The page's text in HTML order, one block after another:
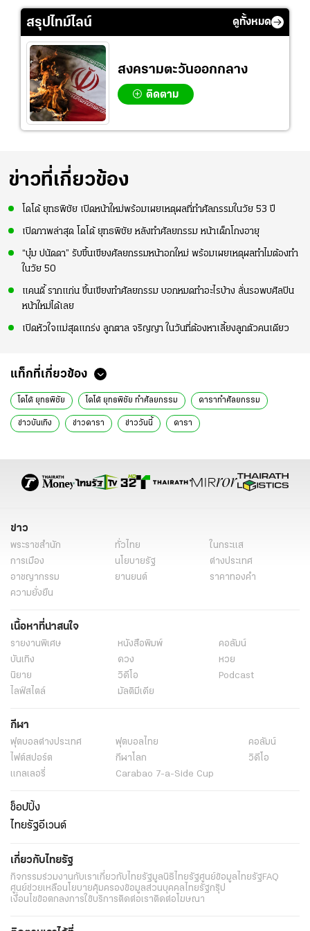
สรุปไทม์ไลน์ ดูทั้งหมด
สงครามตะวันออกกลาง
ติดตาม
ข่าวที่เกี่ยวข้อง
โดโด้ ยุทธพิชัย เปิดหน้าใหม่พร้อมเผยเหตุผลที่ทำศัลกรรมในวัย 53 ปี
เปิดภาพล่าสุด โดโด้ ยุทธพิชัย หลังทำศัลยกรรม หน้าเด็กโกงอายุ
“บุ๋ม ปนัดดา” รับขึ้นเขียงศัลยกรรมหน้าอกใหม่ พร้อมเผยเหตุผลทำไมต้องทำ
ในวัย 50
แคนดี้ รากแก่น ขึ้นเขียงทำศัลยกรรม บอกหมดทำอะไรบ้าง ลั่นรอพบศิลปิน
หน้าใหม่ได้เลย
เปิดหัวใจแม่สุดแกร่ง ลูกตาล จริญญา ในวันที่ต้องหาเลี้ยงลูกตัวคนเดียว
แท็กที่เกี่ยวข้อง
โดโด้ ยุทธพิชัย โดโด้ ยุทธพิชัย ทำศัลยกรรม ดาราทำศัลยกรรม
ข่าวบันเทิง ข่าวดารา ข่าววันนี้ ดารา
ข่าว
พระราชสำนัก ทั่วไทย
ในกระแส
การเมือง
นโยบายรัฐ
ต่างประเทศ
อาชญากรรม
ยานยนต์
ราคาทองคำ
ความยั่งยืน
เนื้อหาที่น่าสนใจ
รายงานพิเศษ หนังสือพิมพ์
คอลัมน์
บันเทิง
ดวง
หวย
นิยาย
วิดีโอ
Podcast
ไลฟ์สไตล์
มัลติมีเดีย
กีฬา
ฟุตบอลต่่างประเทศ ฟุตบอลไทย
คอลัมน์
ไฟต์สปอร์ต
กีฬาโลก
วิดีโอ
แกลเลอรี่
Carabao 7-a-Side Cup
ช็อปปิ้ง
ไทยรัฐอีเวนต์
เกี่ยวกับไทยรัฐ
กิจกรรมร่วมงานกับเราเกี่ยวกับไทยรัฐมูลนิธิไทยรัฐศูนย์ข้อมูลไทยรัฐFAQ
ศูนย์ช่วยเหลือนโยบายคุ้มครองข้อมูลส่วนบุคคลไทยรัฐกรุ๊ป
เงื่อนไขข้อตกลงการใช้บริการติดต่อเราติดต่อโฆษณา